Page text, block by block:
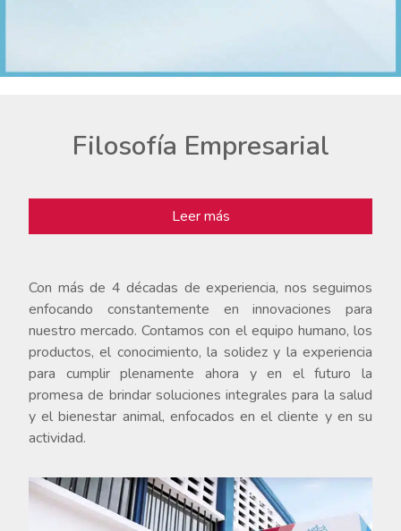
Filosofía Empresarial
Con más de 4 décadas de experiencia, nos seguimos
enfocando constantemente en innovaciones para
nuestro mercado. Contamos con el equipo humano, los
productos, el conocimiento, la solidez y la experiencia
para cumplir plenamente ahora y en el futuro la
promesa de brindar soluciones integrales para la salud
y el bienestar animal, enfocados en el cliente y en su
actividad.
Leer más